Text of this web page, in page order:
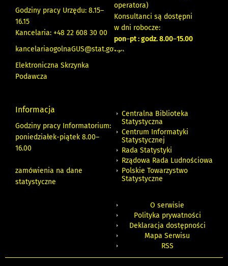
Godziny pracy Urzędu: 8.15–
16.15
Kancelaria: +48 22 608 30 00
kancelariaogolnaGUS@stat.gov.pl
Elektroniczna Skrzynka
Podawcza
operatora)
Konsultanci są dostępni
w dni robocze:
pon–pt : godz. 8.00–15.00
Informacja
Godziny pracy Informatorium:
poniedziałek-piątek 8.00–
16.00
zamówienia na dane
statystyczne
Centralna Biblioteka
Statystyczna
Centrum Informatyki
Statystycznej
Rada Statystyki
Rządowa Rada Ludnościowa
Polskie Towarzystwo
Statystyczne
O serwisie
Polityka prywatności
Deklaracja dostępności
Mapa Serwisu
RSS